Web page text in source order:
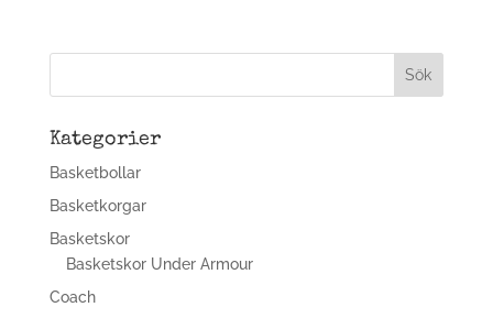
Kategorier
Basketbollar
Basketkorgar
Basketskor
Basketskor Under Armour
Coach